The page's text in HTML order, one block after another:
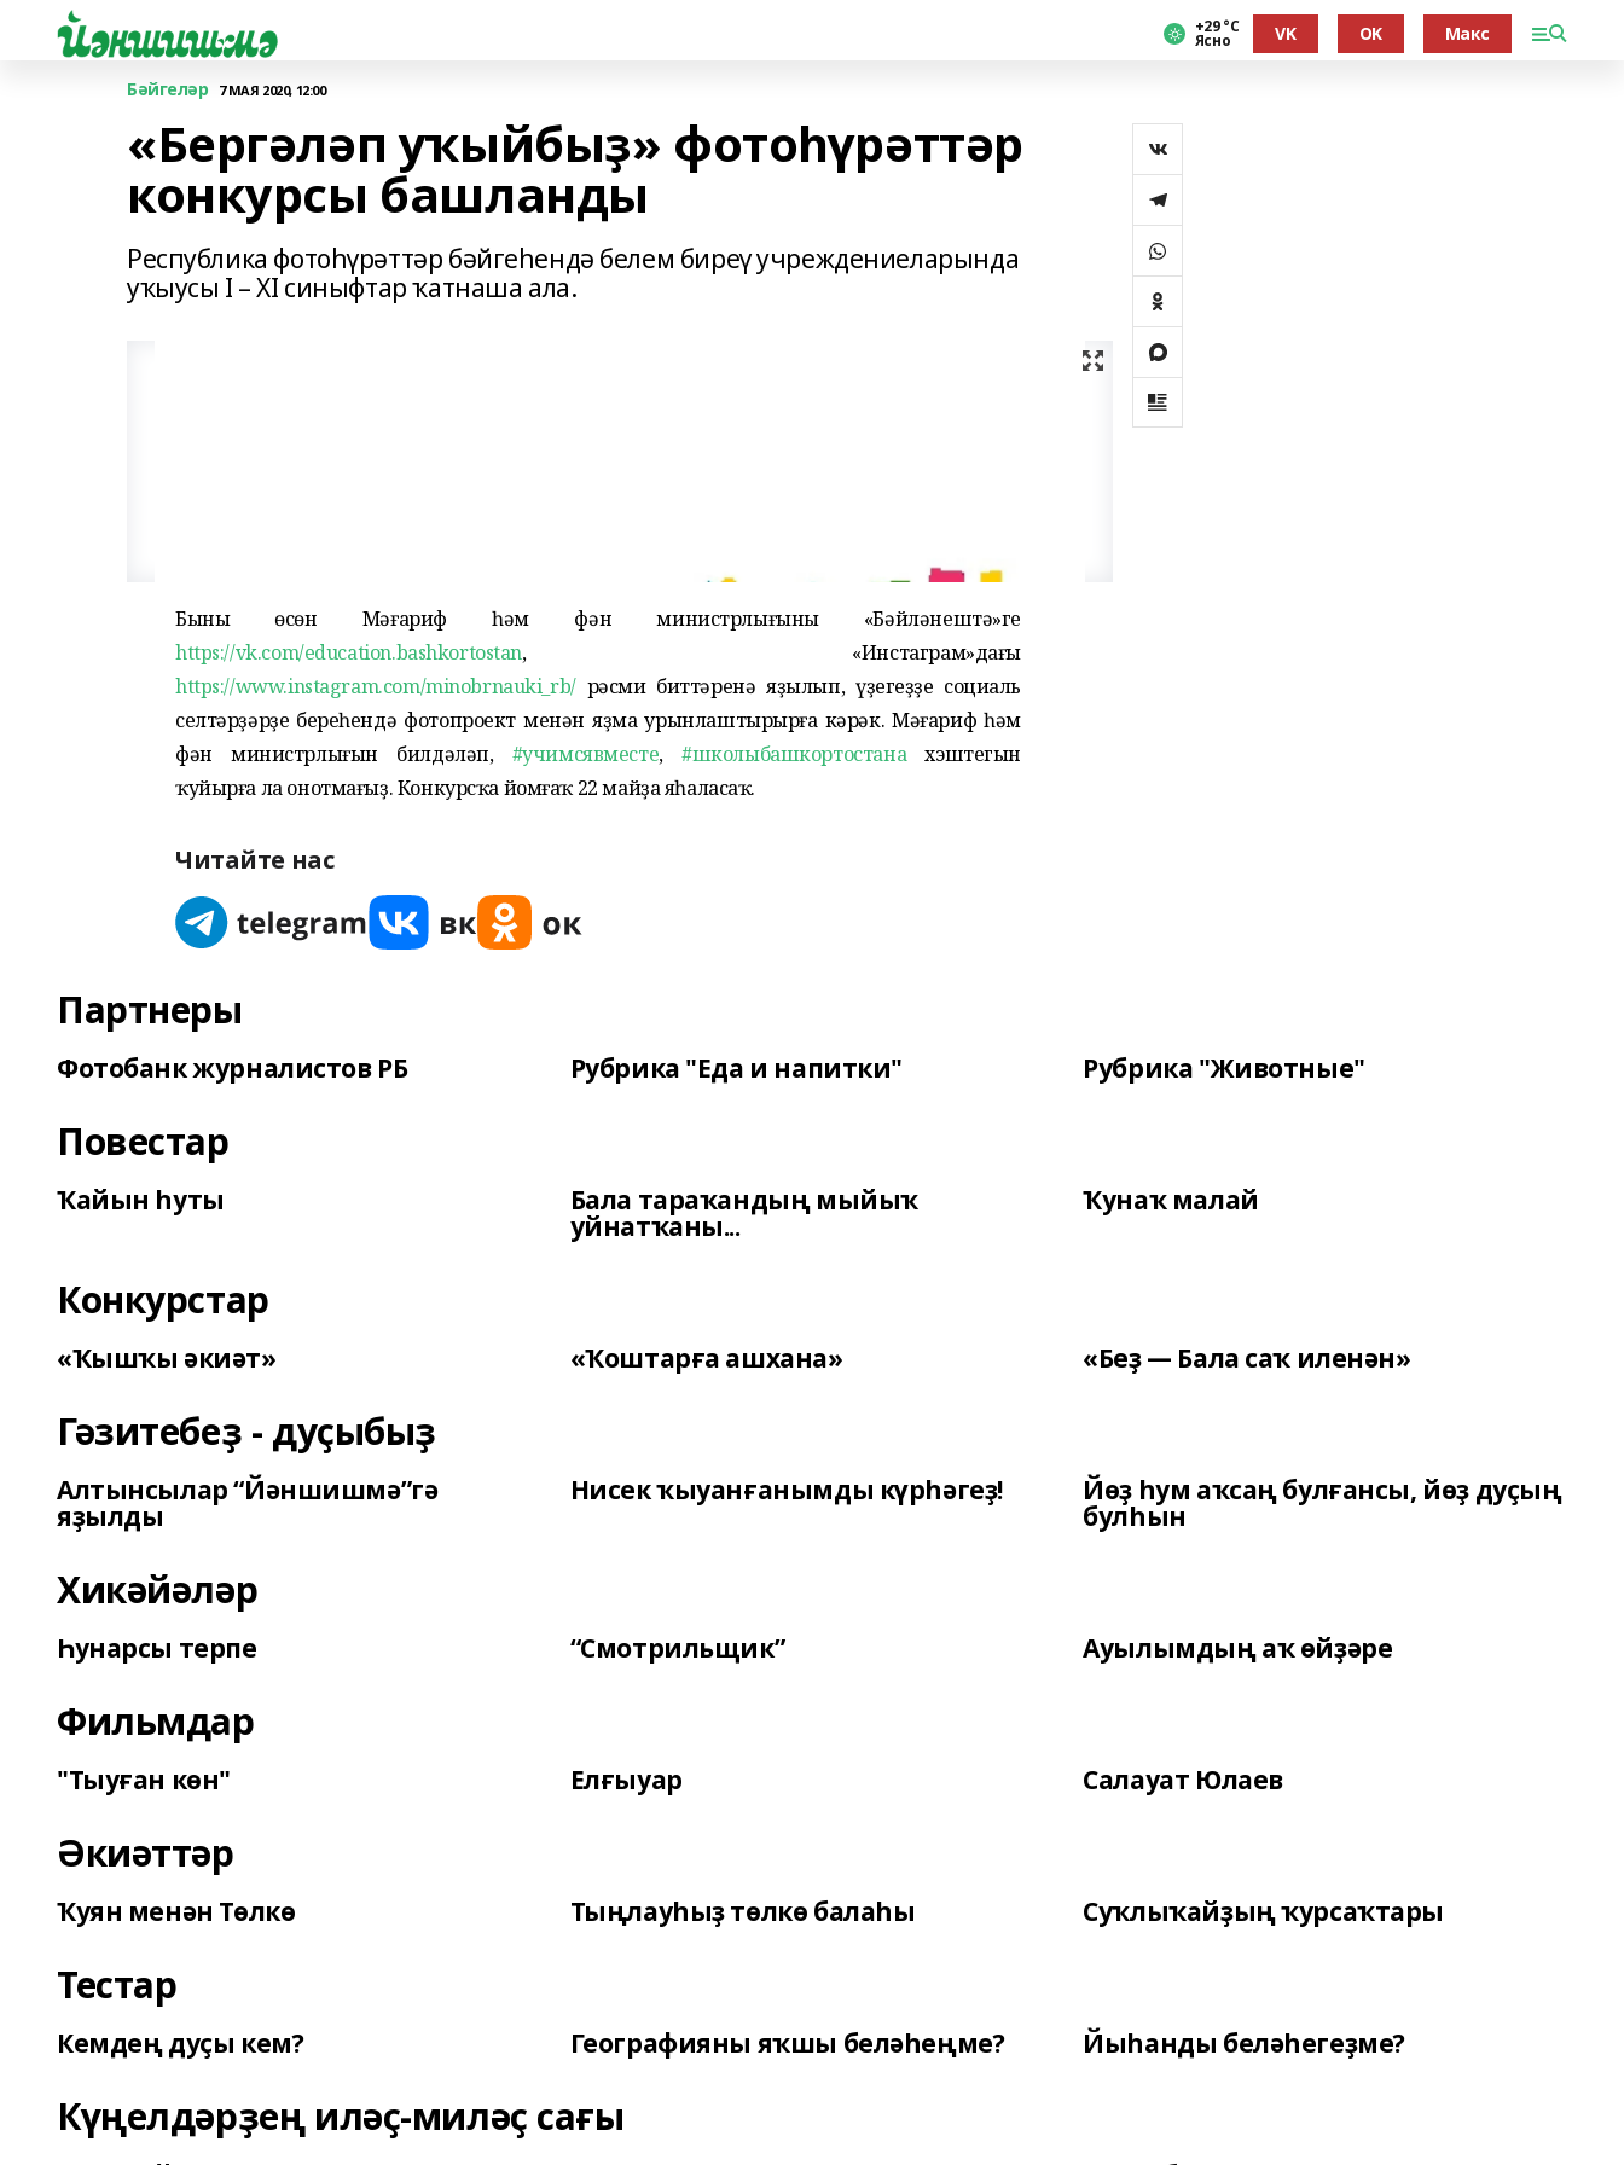
+29 °С
Ясно VK OK Макс
Бәйгеләр 7 МАЯ 2020, 12:00
«Бергәләп уҡыйбыҙ» фотоһүрәттәр
конкурсы башланды
Республика фотоһүрәттәр бәйгеһендә белем биреү учреждениеларында
уҡыусы I – XI синыфтар ҡатнаша ала.
Бының өсөн Мәғариф һәм фән министрлығының «Бәйләнештә»ге
https://vk.com/education.bashkortostan, «Инстаграм»дағы
https://www.instagram.com/minobrnauki_rb/рәсми биттәренә яҙылып, үҙегеҙҙең социаль
селтәрҙәрҙең береһендә фотопроект менән яҙма урынлаштырырға кәрәк. Мәғариф һәм
фән министрлығын билдәләп, #учимсявместе,#школыбашкортостанахэштегын
ҡуйырға ла онотмағыҙ. Конкурсҡа йомғаҡ 22 майҙа яһаласаҡ.
Читайте нас
Партнеры
Фотобанк журналистов РБ Рубрика "Еда и напитки" Рубрика "Животные"
Повестар
Ҡайын һуты Бала тараҡандың мыйыҡ
уйнатҡаны...
Ҡунаҡ малай
Конкурстар
«Ҡышҡы әкиәт» «Ҡоштарға ашхана» «Беҙ — Бала саҡ иленән»
Гәзитебеҙ - дуҫыбыҙ
Алтынсылар “Йәншишмә”гә
яҙылды
Нисек ҡыуанғанымды күрһәгеҙ! Йөҙ һум аҡсаң булғансы, йөҙ дуҫың
булһын
Хикәйәләр
Һунарсы терпе “Смотрильщик” Ауылымдың аҡ өйҙәре
Фильмдар
"Тыуған көн" Елғыуар Салауат Юлаев
Әкиәттәр
Ҡуян менән Төлкө Тыңлауһыҙ төлкө балаһы Суҡлыҡайҙың ҡурсаҡтары
Тестар
Кемдең дуҫы кем? Географияны яҡшы беләһеңме? Йыһанды беләһегеҙме?
Күңелдәрҙең иләҫ-миләҫ сағы